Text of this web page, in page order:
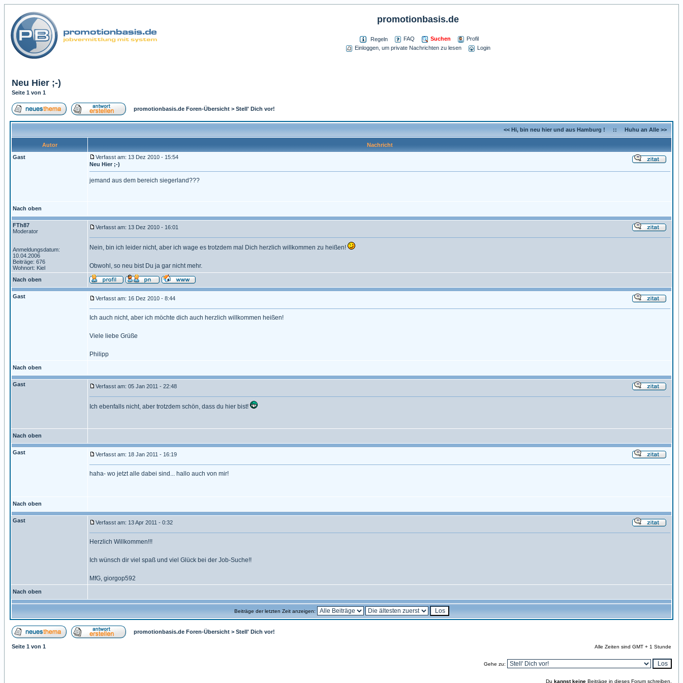
promotionbasis.de
Regeln FAQ Suchen
Profil
Einloggen, um private Nachrichten zu lesen
Login
Neu Hier ;-)
Seite 1 von 1
promotionbasis.de Foren-Übersicht > Stell' Dich vor!
<< Hi, bin neu hier und aus Hamburg ! :: Huhu an Alle >>
Autor
Nachricht
Gast
Verfasst am: 13 Dez 2010 - 15:54
Neu Hier ;-)
jemand aus dem bereich siegerland???
Nach oben
FTh87
Moderator
Anmeldungsdatum:
10.04.2006
Beiträge: 676
Wohnort: Kiel
Verfasst am: 13 Dez 2010 - 16:01
Nein, bin ich leider nicht, aber ich wage es trotzdem mal Dich herzlich willkommen zu heißen!
Obwohl, so neu bist Du ja gar nicht mehr.
Nach oben
Gast Verfasst am: 16 Dez 2010 - 8:44
Ich auch nicht, aber ich möchte dich auch herzlich willkommen heißen!
Viele liebe Grüße
Philipp
Nach oben
Gast Verfasst am: 05 Jan 2011 - 22:48
Ich ebenfalls nicht, aber trotzdem schön, dass du hier bist!
Nach oben
Gast Verfasst am: 18 Jan 2011 - 16:19
haha- wo jetzt alle dabei sind... hallo auch von mir!
Nach oben
Gast Verfasst am: 13 Apr 2011 - 0:32
Herzlich Willkommen!!!
Ich wünsch dir viel spaß und viel Glück bei der Job-Suche!!
MfG, giorgop592
Nach oben
Beiträge der letzten Zeit anzeigen:
promotionbasis.de Foren-Übersicht > Stell' Dich vor!
Seite 1 von 1 Alle Zeiten sind GMT + 1 Stunde
Gehe zu:
Du kannst keine Beiträge in dieses Forum schreiben.